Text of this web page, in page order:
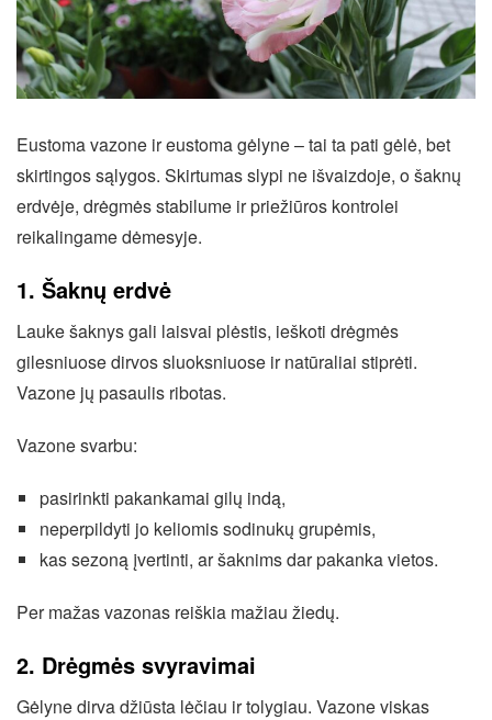
Eustoma vazone ir eustoma gėlyne – tai ta pati gėlė, bet
skirtingos sąlygos. Skirtumas slypi ne išvaizdoje, o šaknų
erdvėje, drėgmės stabilume ir priežiūros kontrolei
reikalingame dėmesyje.
1. Šaknų erdvė
Lauke šaknys gali laisvai plėstis, ieškoti drėgmės
gilesniuose dirvos sluoksniuose ir natūraliai stiprėti.
Vazone jų pasaulis ribotas.
Vazone svarbu:
pasirinkti pakankamai gilų indą,
neperpildyti jo keliomis sodinukų grupėmis,
kas sezoną įvertinti, ar šaknims dar pakanka vietos.
Per mažas vazonas reiškia mažiau žiedų.
2. Drėgmės svyravimai
Gėlyne dirva džiūsta lėčiau ir tolygiau. Vazone viskas